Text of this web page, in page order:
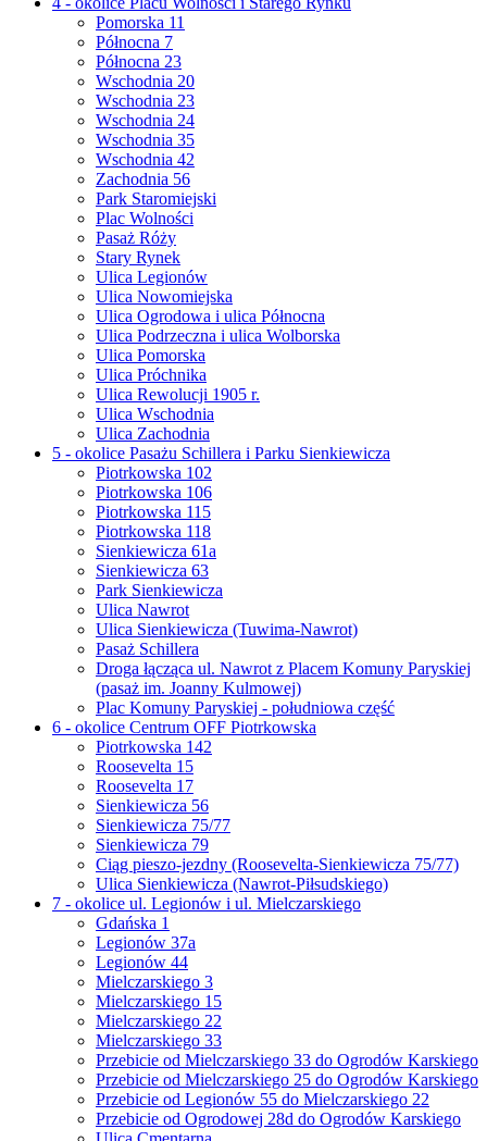
Pomorska 11
Północna 7
Północna 23
Wschodnia 20
Wschodnia 23
Wschodnia 24
Wschodnia 35
Wschodnia 42
Zachodnia 56
Park Staromiejski
Plac Wolności
Pasaż Róży
Stary Rynek
Ulica Legionów
Ulica Nowomiejska
Ulica Ogrodowa i ulica Północna
Ulica Podrzeczna i ulica Wolborska
Ulica Pomorska
Ulica Próchnika
Ulica Rewolucji 1905 r.
Ulica Wschodnia
Ulica Zachodnia
5 - okolice Pasażu Schillera i Parku Sienkiewicza
Piotrkowska 102
Piotrkowska 106
Piotrkowska 115
Piotrkowska 118
Sienkiewicza 61a
Sienkiewicza 63
Park Sienkiewicza
Ulica Nawrot
Ulica Sienkiewicza (Tuwima-Nawrot)
Pasaż Schillera
Droga łącząca ul. Nawrot z Placem Komuny Paryskiej
(pasaż im. Joanny Kulmowej)
Plac Komuny Paryskiej - południowa część
6 - okolice Centrum OFF Piotrkowska
Piotrkowska 142
Roosevelta 15
Roosevelta 17
Sienkiewicza 56
Sienkiewicza 75/77
Sienkiewicza 79
Ciąg pieszo-jezdny (Roosevelta-Sienkiewicza 75/77)
Ulica Sienkiewicza (Nawrot-Piłsudskiego)
7 - okolice ul. Legionów i ul. Mielczarskiego
Gdańska 1
Legionów 37a
Legionów 44
Mielczarskiego 3
Mielczarskiego 15
Mielczarskiego 22
Mielczarskiego 33
Przebicie od Mielczarskiego 33 do Ogrodów Karskiego
Przebicie od Mielczarskiego 25 do Ogrodów Karskiego
Przebicie od Legionów 55 do Mielczarskiego 22
Przebicie od Ogrodowej 28d do Ogrodów Karskiego